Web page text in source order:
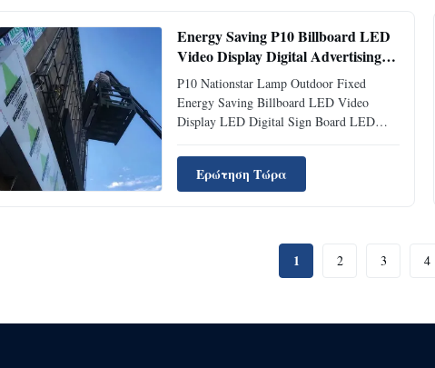
Energy Saving P10 Billboard LED
Video Display Digital Advertising
Boards
P10 Nationstar Lamp Outdoor Fixed
Energy Saving Billboard LED Video
Display LED Digital Sign Board LED
Details: 1, Pixel Pitch: 10mm 2, SMD
LEDs, Wide viewing angle: 160°/ 140°. 3,
Digital Process: 16bits. 4, Standard cabinet
Ερώτηση Τώρα
1 2 3 4